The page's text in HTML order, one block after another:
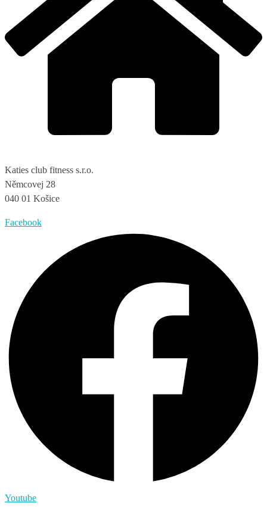
Katies club fitness s.r.o.
Němcovej 28
040 01 Košice
Facebook
Youtube